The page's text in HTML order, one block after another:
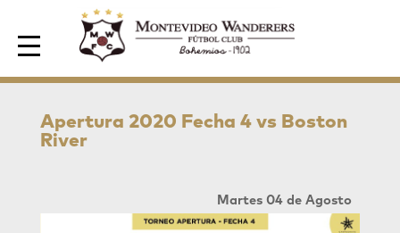
Area de Socios
Apertura 2020 Fecha 4 vs Boston
River
Martes 04 de Agosto